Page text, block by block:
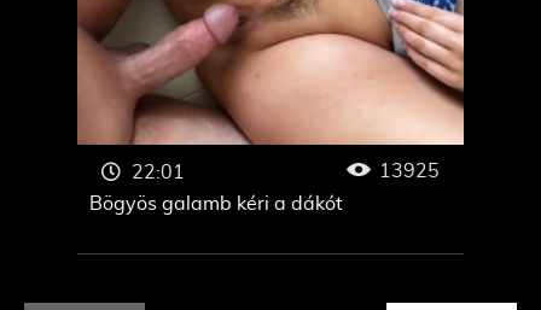
Bögyös galamb kéri a dákót
22:01 13925